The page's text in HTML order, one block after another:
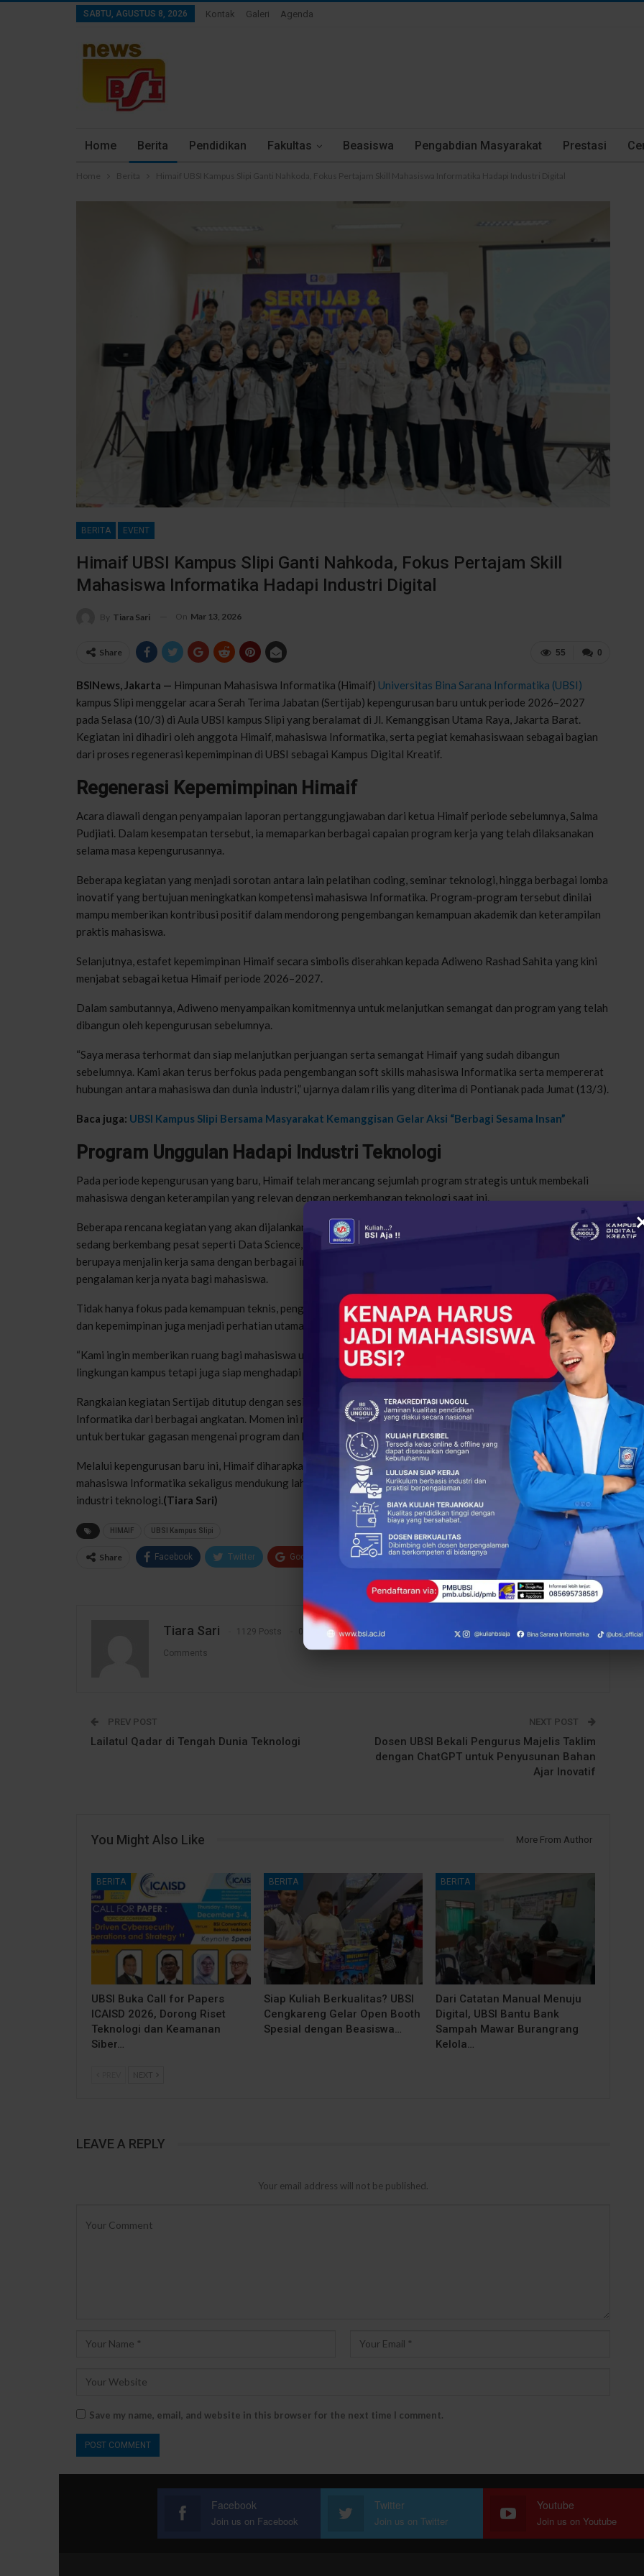
SABTU, AGUSTUS 8, 2026 Kontak Galeri Agenda
Home Berita Pendidikan Fakultas Beasiswa Pengabdian Masyarakat Prestasi
Home Berita Himaif UBSI Kampus Slipi Ganti Nahkoda, Fokus Pertajam Skill Mahasiswa Informatika Hadapi Industri Digital
BERITA EVENT
Himaif UBSI Kampus Slipi Ganti Nahkoda, Fokus Pertajam Skill
Mahasiswa Informatika Hadapi Industri Digital
By Tiara Sari On Mar 13, 2026
0
55
Share
BSINews, Jakarta — Himpunan Mahasiswa Informatika (Himaif) Universitas Bina Sarana Informatika (UBSI)
kampus Slipi menggelar acara Serah Terima Jabatan (Sertijab) kepengurusan baru untuk periode 2026–2027
pada Selasa (10/3) di Aula UBSI kampus Slipi yang beralamat di Jl. Kemanggisan Utama Raya, Jakarta Barat.
Kegiatan ini dihadiri oleh anggota Himaif, mahasiswa Informatika, serta pegiat kemahasiswaan sebagai bagian
dari proses regenerasi kepemimpinan di UBSI sebagai Kampus Digital Kreatif.
Regenerasi Kepemimpinan Himaif
Acara diawali dengan penyampaian laporan pertanggungjawaban dari ketua Himaif periode sebelumnya, Salma
Pudjiati. Dalam kesempatan tersebut, ia memaparkan berbagai capaian program kerja yang telah dilaksanakan
selama masa kepengurusannya.
Beberapa kegiatan yang menjadi sorotan antara lain pelatihan coding, seminar teknologi, hingga berbagai lomba
inovatif yang bertujuan meningkatkan kompetensi mahasiswa Informatika. Program-program tersebut dinilai
mampu memberikan kontribusi positif dalam mendorong pengembangan kemampuan akademik dan keterampilan
praktis mahasiswa.
Selanjutnya, estafet kepemimpinan Himaif secara simbolis diserahkan kepada Adiweno Rashad Sahita yang kini
menjabat sebagai ketua Himaif periode 2026–2027.
Dalam sambutannya, Adiweno menyampaikan komitmennya untuk melanjutkan semangat dan program yang telah
dibangun oleh kepengurusan sebelumnya.
“Saya merasa terhormat dan siap melanjutkan perjuangan serta semangat Himaif yang sudah dibangun
sebelumnya. Kami akan terus berfokus pada pengembangan soft skills mahasiswa Informatika serta mempererat
hubungan antara mahasiswa dan dunia industri,” ujarnya dalam rilis yang diterima di Pontianak pada Jumat (13/3).
Baca juga: UBSI Kampus Slipi Bersama Masyarakat Kemanggisan Gelar Aksi “Berbagi Sesama Insan”
Program Unggulan Hadapi Industri Teknologi
Pada periode kepengurusan yang baru, Himaif telah merancang sejumlah program strategis untuk membekali
mahasiswa dengan keterampilan yang relevan dengan perkembangan teknologi saat ini.
Beberapa rencana kegiatan yang akan dijalankan antara lain pelatihan dan workshop di bidang Informatika yang
sedang berkembang pesat seperti Data Science, Artificial Intelligence, dan Cybersecurity. Selain itu, Himaif juga
berupaya menjalin kerja sama dengan berbagai industri teknologi guna membuka peluang magang serta
pengalaman kerja nyata bagi mahasiswa.
Tidak hanya fokus pada kemampuan teknis, pengembangan soft skills seperti public speaking, manajemen waktu,
dan kepemimpinan juga menjadi perhatian utama dalam program kerja kepengurusan baru.
“Kami ingin memberikan ruang bagi mahasiswa untuk berinovasi, berkarya, dan berkembang, tidak hanya di
lingkungan kampus tetapi juga siap menghadapi tantangan di dunia industri,” tambah Adiweno.
Rangkaian kegiatan Sertijab ditutup dengan sesi foto bersama dan buka bersama yang diikuti oleh mahasiswa
Informatika dari berbagai angkatan. Momen ini menjadi ajang mempererat kebersamaan sekaligus ruang diskusi
untuk bertukar gagasan mengenai program dan kegiatan Himaif ke depan.
Melalui kepengurusan baru ini, Himaif diharapkan mampu terus menjadi wadah pengembangan potensi
mahasiswa Informatika sekaligus mendukung lahirnya generasi talenta digital yang siap menghadapi dinamika
industri teknologi.(Tiara Sari)
HIMAIF UBSI Kampus Slipi
Share Facebook Twitter Google+ ReddIt
Tiara Sari 1129 Posts 0
Comments
PREV POST
Lailatul Qadar di Tengah Dunia Teknologi
NEXT POST
Dosen UBSI Bekali Pengurus Majelis Taklim
dengan ChatGPT untuk Penyusunan Bahan
Ajar Inovatif
You Might Also Like More From Author
BERITA
UBSI Buka Call for Papers
ICAISD 2026, Dorong Riset
Teknologi dan Keamanan
Siber…
BERITA
Siap Kuliah Berkualitas? UBSI
Cengkareng Gelar Open Booth
Spesial dengan Beasiswa…
BERITA
Dari Catatan Manual Menuju
Digital, UBSI Bantu Bank
Sampah Mawar Burangrang
Kelola…
NEXT
LEAVE A REPLY
Your email address will not be published.
Save my name, email, and website in this browser for the next time I comment.
Facebook
Join us on Facebook
Twitter
Join us on Twitter
Youtube
Join us on Youtube